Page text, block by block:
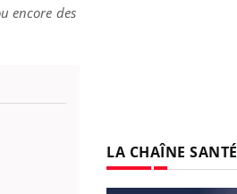
encore des
LA CHAÎNE SANTÉ